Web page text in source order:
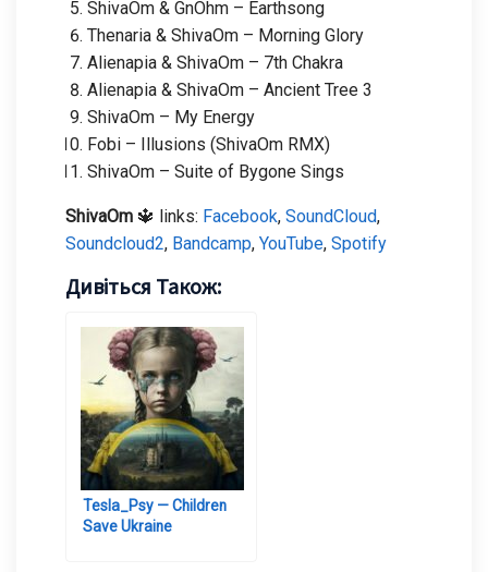
ShivaOm & GnOhm – Earthsong
Thenaria & ShivaOm – Morning Glory
Alienapia & ShivaOm – 7th Chakra
Alienapia & ShivaOm – Ancient Tree 3
ShivaOm – My Energy
Fobi – Illusions (ShivaOm RMX)
ShivaOm – Suite of Bygone Sings
ShivaOm 🔱 links: Facebook, SoundCloud,
Soundcloud2, Bandcamp, YouTube, Spotify
Дивіться Також:
Tesla_Psy — Children
Save Ukraine